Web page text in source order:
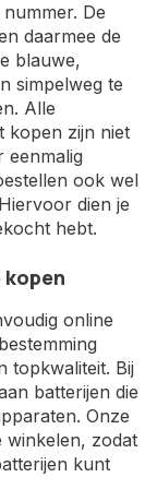
De
daarmee de
blauwe,
simpelweg te
Alle
kopen zijn niet
eenmalig
ook wel
dien je
hebt.
online
topkwaliteit. Bij
batterijen die
Onze
winkelen, zodat
kunt